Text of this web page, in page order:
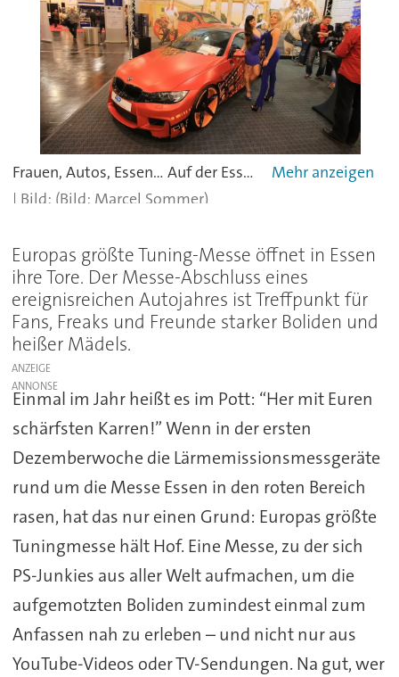
Frauen, Autos, Essen... Auf der Essen Motor Show passt es einfach.
(Bild: Marcel Sommer)
Europas größte Tuning-Messe öffnet in Essen
ihre Tore. Der Messe-Abschluss eines
ereignisreichen Autojahres ist Treffpunkt für
Fans, Freaks und Freunde starker Boliden und
heißer Mädels.
ANZEIGE
Einmal im Jahr heißt es im Pott: “Her mit Euren
schärfsten Karren!” Wenn in der ersten
Dezemberwoche die Lärmemissionsmessgeräte
rund um die Messe Essen in den roten Bereich
rasen, hat das nur einen Grund: Europas größte
Tuningmesse hält Hof. Eine Messe, zu der sich
PS-Junkies aus aller Welt aufmachen, um die
aufgemotzten Boliden zumindest einmal zum
Anfassen nah zu erleben – und nicht nur aus
YouTube-Videos oder TV-Sendungen. Na gut, wer